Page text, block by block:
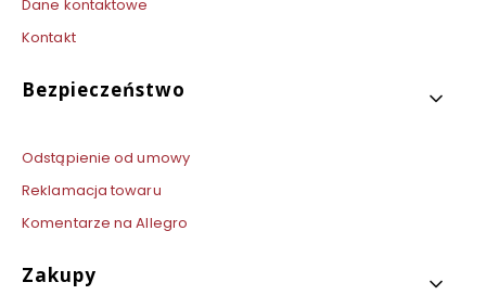
Dane kontaktowe
Kontakt
Bezpieczeństwo
Odstąpienie od umowy
Reklamacja towaru
Komentarze na Allegro
Zakupy